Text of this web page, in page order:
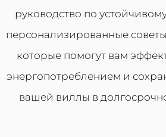
руководство по
персонализированные
которые помогут вам
энергопотреблением и
вашей виллы в